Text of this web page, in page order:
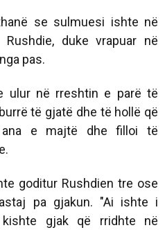
se sulmuesi ishte në
duke vrapuar në
pas.
ulur në rreshtin e parë të
të gjatë dhe të hollë që
e majtë dhe filloi të
goditur Rushdien tre ose
pa gjakun. "Ai ishte i
gjak që rridhte në